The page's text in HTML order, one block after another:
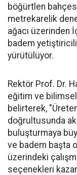
böğürtlen
metrekarelik
ağacı üzerinden
badem
yürütülüyor.
Rektör Prof. Dr.
eğitim ve bilimsel
belirterek,
doğrultusunda
buluşturmaya
ve badem başta
üzerindeki
seçenekleri